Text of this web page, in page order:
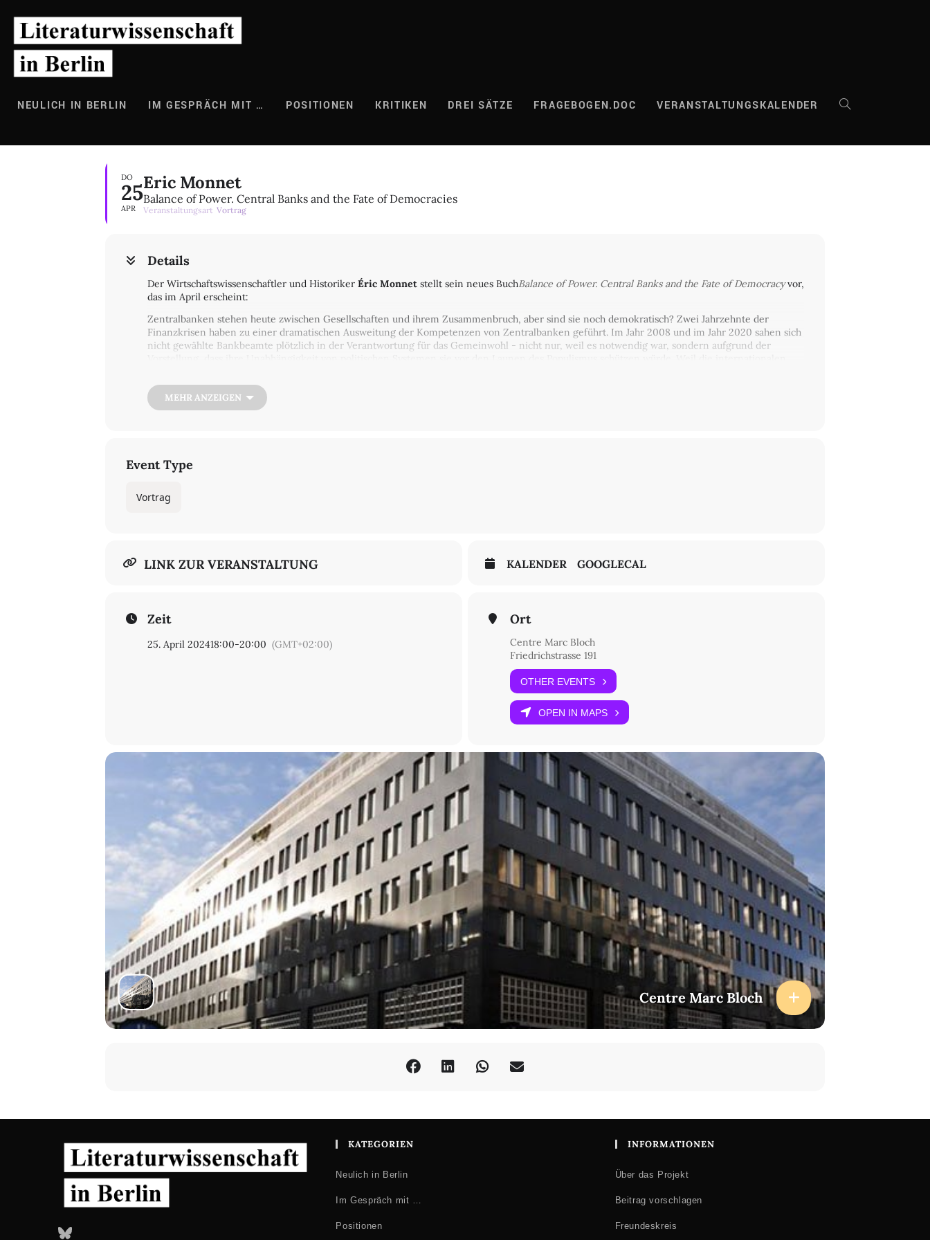
Inhalt
springen
NEULICH IN BERLIN IM GESPRÄCH MIT … POSITIONEN KRITIKEN DREI SÄTZE FRAGEBOGEN.DOC VERANSTALTUNGSKALENDER WEBSITE-
DO
25
APR
Eric Monnet
Balance of Power. Central Banks and the Fate of Democracies
Veranstaltungsart Vortrag
Details
Der Wirtschaftswissenschaftler und Historiker Éric Monnet stellt sein neues BuchBalance of Power. Central Banks and the Fate of Democracyvor,
das im April erscheint:
Zentralbanken stehen heute zwischen Gesellschaften und ihrem Zusammenbruch, aber sind sie noch demokratisch? Zwei Jahrzehnte der
Finanzkrisen haben zu einer dramatischen Ausweitung der Kompetenzen von Zentralbanken geführt. Im Jahr 2008 und im Jahr 2020 sahen sich
nicht gewählte Bankbeamte plötzlich in der Verantwortung für das Gemeinwohl - nicht nur, weil es notwendig war, sondern aufgrund der
geworden.
In
zeichnet Éric Monnet den Aufstieg der Zentralbanken zu nominell unabhängigen, aber unvermeidlich politischen
in den Dienst größerer und demokratischer Ziele stellen werden. Angesichts der sich abzeichnenden existenziellen Herausforderungen und der
Tatsache, dass die Arbeit der Federal Reserve und der Europäischen Zentralbank wichtiger denn je ist, bietet
Der Vortrag in französischer und deutscher Sprache mit Simultanübersetzung wird kommentiert von
MEHR ANZEIGEN
Event Type
Vortrag
LINK ZUR VERANSTALTUNG KALENDER GOOGLECAL
Zeit
25. April 202418:00-20:00 (GMT+02:00)
Ort
Centre Marc Bloch
Friedrichstrasse 191
OTHER EVENTS
OPEN IN MAPS
Centre Marc Bloch
Bluesky
KATEGORIEN
Neulich in Berlin
Im Gespräch mit …
Positionen
INFORMATIONEN
Über das Projekt
Beitrag vorschlagen
Freundeskreis